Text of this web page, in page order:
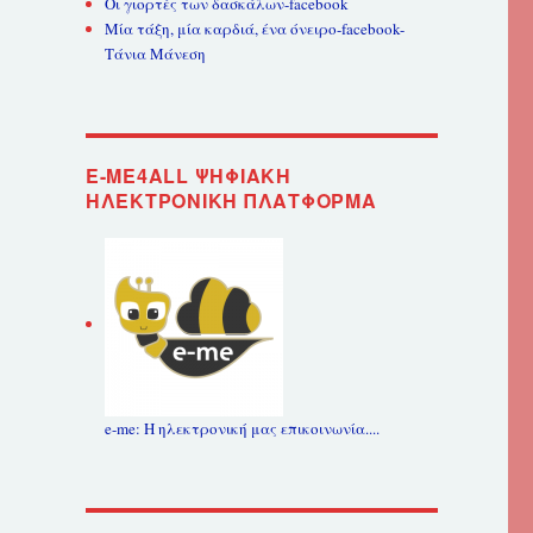
Μία τάξη, μία καρδιά, ένα όνειρο-facebook-
Τάνια Μάνεση
E-ME4ALL ΨΗΦΙΑΚΉ
ΗΛΕΚΤΡΟΝΙΚΉ ΠΛΑΤΦΌΡΜΑ
e-me: Η ηλεκτρονική μας επικοινωνία....